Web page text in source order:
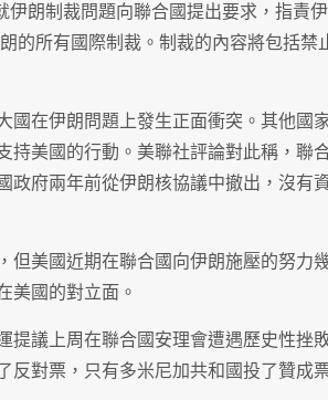
朗制裁問題向聯合國提出要求，指責
的所有國際制裁。制裁的內容將包括禁
國在伊朗問題上發生正面衝突。其他國
持美國的行動。美聯社評論對此稱，聯
政府兩年前從伊朗核協議中撤出，沒有
但美國近期在聯合國向伊朗施壓的努力
美國的對立面。
提議上周在聯合國安理會遭遇歷史性挫
對票，只有多米尼加共和國投了贊成